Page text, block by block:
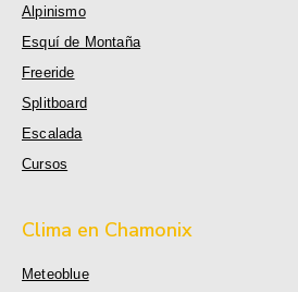
Alpinismo
Esquí de Montaña
Freeride
Splitboard
Escalada
Cursos
Clima en Chamonix
Meteoblue